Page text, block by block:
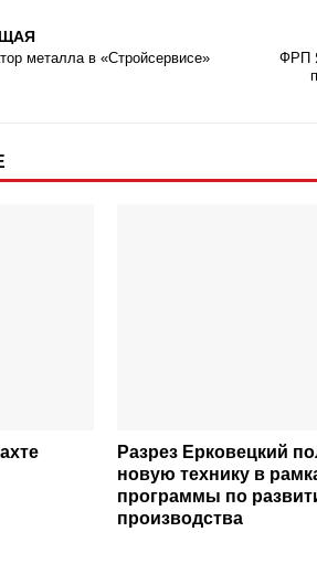
металла в «Стройсервисе»
ФРП
Разрез Ерковецкий
новую технику в
программы по
производства